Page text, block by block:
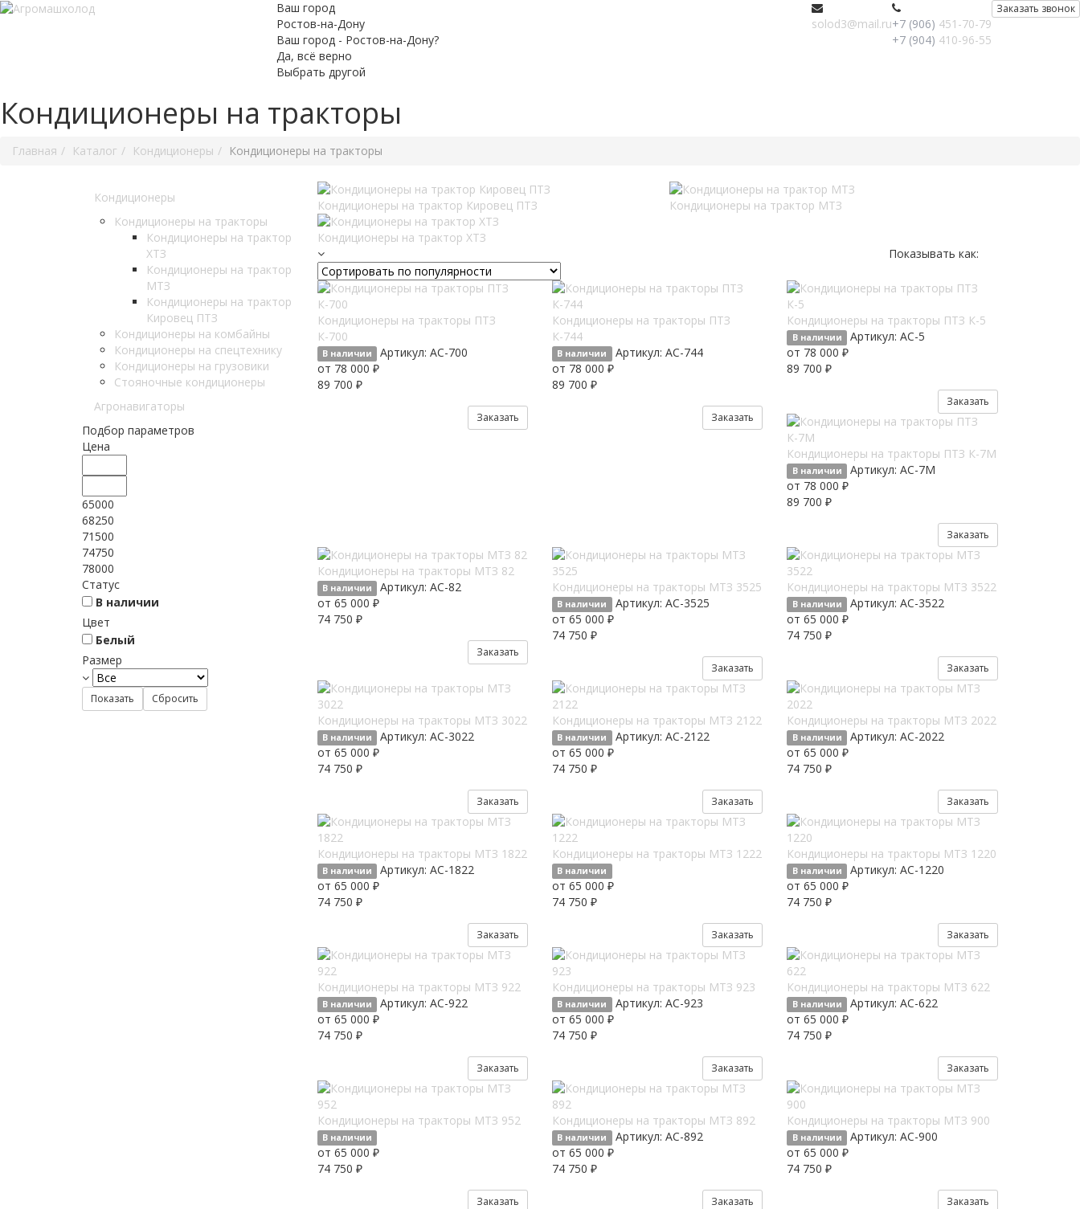
Ваш город
Ростов-на-Дону
Ваш город - Ростов-на-Дону?
Да, всё верно
Выбрать другой
Заказать звонок
+7 (906) 451-70-79
+7 (904) 410-96-55
solod3@mail.ru
Кондиционеры на тракторы
Главная Каталог Кондиционеры Кондиционеры на тракторы
Кондиционеры
Кондиционеры на тракторы
Кондиционеры на трактор
ХТЗ
Кондиционеры на трактор
МТЗ
Кондиционеры на трактор
Кировец ПТЗ
Кондиционеры на комбайны
Кондиционеры на спецтехнику
Кондиционеры на грузовики
Стояночные кондиционеры
Агронавигаторы
Подбор параметров
Цена
65000
68250
71500
74750
78000
Статус
В наличии
Цвет
Белый
Размер
Кондиционеры на трактор Кировец ПТЗ Кондиционеры на трактор МТЗ
Кондиционеры на трактор ХТЗ
Показывать как:
Кондиционеры на тракторы ПТЗ
К-700
В наличии Артикул:AC-700
от 78 000 ₽
89 700 ₽
Заказать
Кондиционеры на тракторы ПТЗ
К-744
В наличии Артикул: AC-744
от 78 000 ₽
89 700 ₽
Заказать
Кондиционеры на тракторы ПТЗ К-5
В наличии Артикул:AC-5
от 78 000 ₽
89 700 ₽
Заказать
Кондиционеры на тракторы ПТЗ К-7M
В наличии Артикул:AC-7М
от 78 000 ₽
89 700 ₽
Заказать
Кондиционеры на тракторы МТЗ 82
В наличии Артикул:AC-82
от 65 000 ₽
74 750 ₽
Заказать
Кондиционеры на тракторы МТЗ 3525
В наличии Артикул: AC-3525
от 65 000 ₽
74 750 ₽
Заказать
Кондиционеры на тракторы МТЗ 3522
В наличии Артикул:AC-3522
от 65 000 ₽
74 750 ₽
Заказать
Кондиционеры на тракторы МТЗ 3022
В наличии Артикул:AC-3022
от 65 000 ₽
74 750 ₽
Заказать
Кондиционеры на тракторы МТЗ 2122
В наличии Артикул: AC-2122
от 65 000 ₽
74 750 ₽
Заказать
Кондиционеры на тракторы МТЗ 2022
В наличии Артикул:AC-2022
от 65 000 ₽
74 750 ₽
Заказать
Кондиционеры на тракторы МТЗ 1822
В наличии Артикул:AC-1822
от 65 000 ₽
74 750 ₽
Заказать
Кондиционеры на тракторы МТЗ 1222
В наличии
от 65 000 ₽
74 750 ₽
Заказать
Кондиционеры на тракторы МТЗ 1220
В наличии Артикул:AC-1220
от 65 000 ₽
74 750 ₽
Заказать
Кондиционеры на тракторы МТЗ 922
В наличии Артикул:AC-922
от 65 000 ₽
74 750 ₽
Заказать
Кондиционеры на тракторы МТЗ 923
В наличии Артикул: AC-923
от 65 000 ₽
74 750 ₽
Заказать
Кондиционеры на тракторы МТЗ 622
В наличии Артикул:AC-622
от 65 000 ₽
74 750 ₽
Заказать
Кондиционеры на тракторы МТЗ 952
В наличии
от 65 000 ₽
74 750 ₽
Заказать
Кондиционеры на тракторы МТЗ 892
В наличии Артикул: AC-892
от 65 000 ₽
74 750 ₽
Заказать
Кондиционеры на тракторы МТЗ 900
В наличии Артикул:AC-900
от 65 000 ₽
74 750 ₽
Заказать